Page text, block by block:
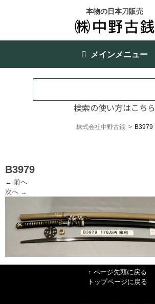
本物の日本刀販売
メインメニュー
検索の使い方はこちら
株式会社中野古銭 > B3979
B3979
← 前へ
次へ →
↑ ページ先頭に戻る
トップページに戻る